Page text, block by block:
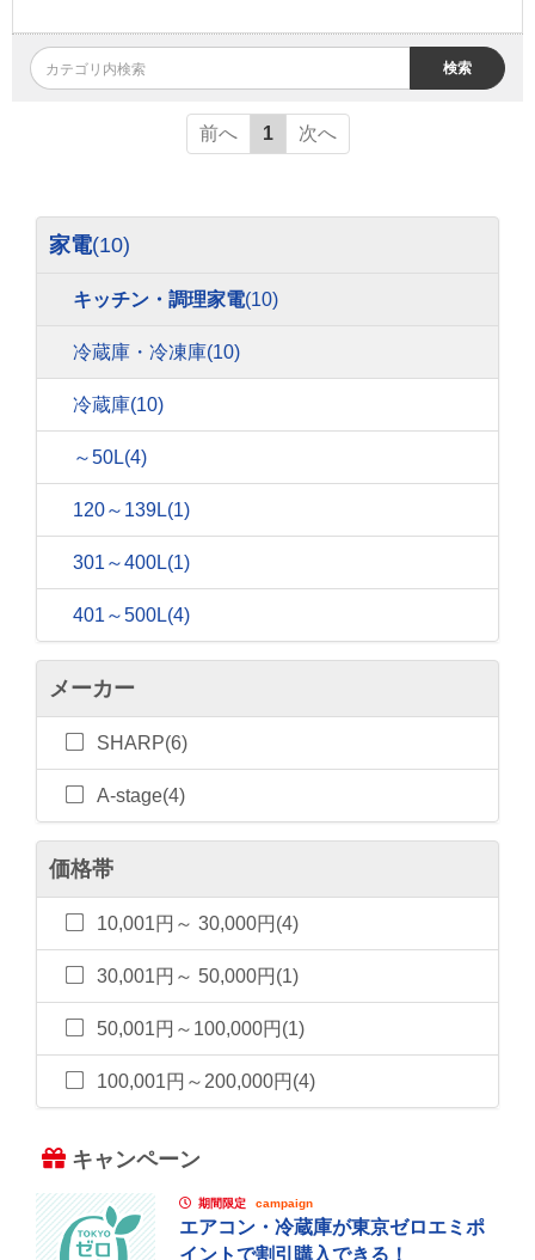
検索
前へ 1 次へ
家電(10)
キッチン・調理家電(10)
冷蔵庫・冷凍庫(10)
冷蔵庫(10)
～50L(4)
120～139L(1)
301～400L(1)
401～500L(4)
メーカー
SHARP(6)
A-stage(4)
価格帯
10,001円～ 30,000円(4)
30,001円～ 50,000円(1)
50,001円～100,000円(1)
100,001円～200,000円(4)
キャンペーン
期間限定 campaign
エアコン・冷蔵庫が東京ゼロエミポ
イントで割引購入できる！